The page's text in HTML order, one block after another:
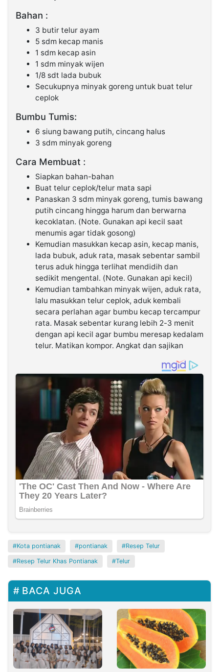
Bahan :
3 butir telur ayam
5 sdm kecap manis
1 sdm kecap asin
1 sdm minyak wijen
1/8 sdt lada bubuk
Secukupnya minyak goreng untuk buat telur
ceplok
Bumbu Tumis:
6 siung bawang putih, cincang halus
3 sdm minyak goreng
Cara Membuat :
Siapkan bahan-bahan
Buat telur ceplok/telur mata sapi
Panaskan 3 sdm minyak goreng, tumis bawang
putih cincang hingga harum dan berwarna
kecoklatan. (Note. Gunakan api kecil saat
menumis agar tidak gosong)
Kemudian masukkan kecap asin, kecap manis,
lada bubuk, aduk rata, masak sebentar sambil
terus aduk hingga terlihat mendidih dan
sedikit mengental. (Note. Gunakan api kecil)
Kemudian tambahkan minyak wijen, aduk rata,
lalu masukkan telur ceplok, aduk kembali
secara perlahan agar bumbu kecap tercampur
rata. Masak sebentar kurang lebih 2-3 menit
dengan api kecil agar bumbu meresap kedalam
telur. Matikan kompor. Angkat dan sajikan
Kota pontianak pontianak Resep Telur
Resep Telur Khas Pontianak Telur
BACA JUGA